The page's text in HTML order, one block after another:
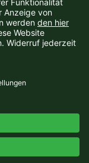
2026